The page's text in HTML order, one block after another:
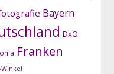
Bayern
DxO
Franken
Winkel